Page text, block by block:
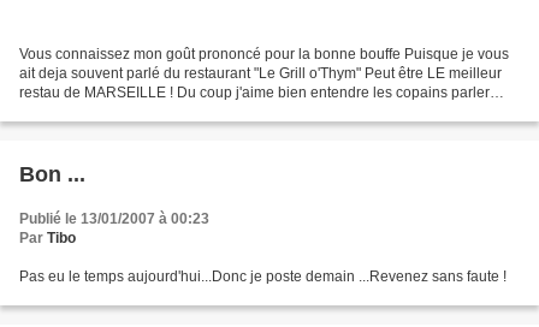
Vous connaissez mon goût prononcé pour la bonne bouffe Puisque je vous
ait deja souvent parlé du restaurant "Le Grill o'Thym" Peut être LE meilleur
restau de MARSEILLE ! Du coup j'aime bien entendre les copains parler
Bon ...
Publié le 13/01/2007 à 00:23
Par Tibo
Pas eu le temps aujourd'hui...Donc je poste demain ...Revenez sans faute !